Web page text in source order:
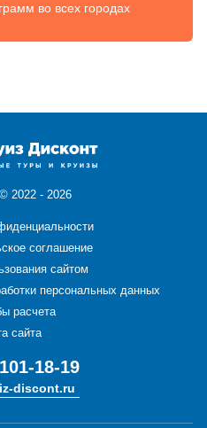
во всех городах
2022 - 2026
соглашение
сайтом
персональных данных
расчета
сайта
18-19
discont.ru